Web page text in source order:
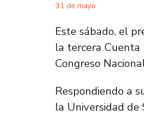
31 de mayo
Este sábado, el
la tercera
Congreso
Respondiendo a
la Universidad